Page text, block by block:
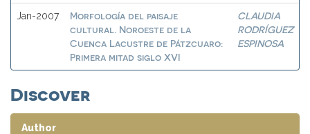
Jan-2007
Morfología del paisaje
cultural. Noroeste de la
Cuenca Lacustre de Pátzcuaro:
Primera mitad siglo XVI
CLAUDIA
RODRÍGUEZ
ESPINOSA
Discover
Author